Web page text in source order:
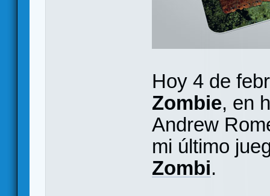
Hoy 4 de
Zombie, en
Andrew
mi último
Zombi.